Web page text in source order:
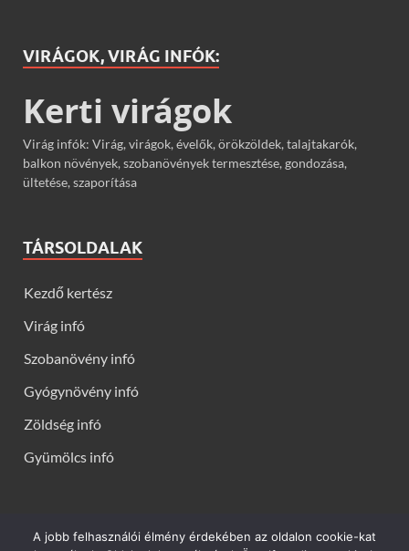
VIRÁGOK, VIRÁG INFÓK:
Kerti virágok
Virág infók: Virág, virágok, évelők, örökzöldek, talajtakarók,
balkon növények, szobanövények termesztése, gondozása,
ültetése, szaporítása
TÁRSOLDALAK
Kezdő kertész
Virág infó
Szobanövény infó
Gyógynövény infó
Zöldség infó
Gyümölcs infó
Kerti virágok - Virág infók: Virág, virágok, évelők, örökzöldek,
A jobb felhasználói élmény érdekében az oldalon cookie-kat